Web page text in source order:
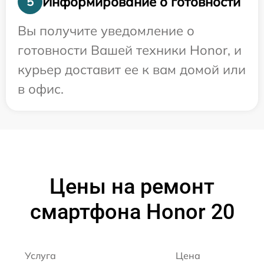
Вы получите уведомление о
готовности Вашей техники Honor, и
курьер доставит ее к вам домой или
в офис.
Цены на ремонт
смартфона Honor 20
Услуга Цена